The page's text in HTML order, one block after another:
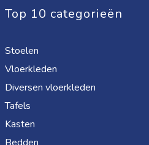
Top 10 categorieën
Stoelen
Vloerkleden
Diversen vloerkleden
Tafels
Kasten